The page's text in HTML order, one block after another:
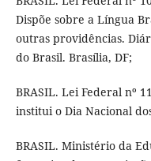
Dispõe sobre a Língua
outras providências.
do Brasil. Brasília, DF;
BRASIL. Lei Federal nº
institui o Dia Nacional
BRASIL. Ministério da